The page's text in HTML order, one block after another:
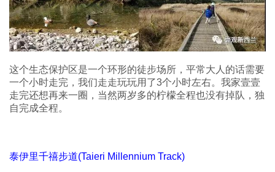
这个生态保护区是一个环形的徒步场所，平常大人的话需要
一个小时走完，我们走走玩玩用了3个小时左右。我家壹壹
走完还想再来一圈，当然两岁多的柠檬全程也没有掉队，独
自完成全程。
泰伊里千禧步道(Taieri Millennium Track)